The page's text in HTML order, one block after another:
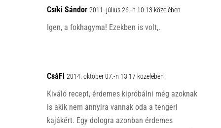
Csíki Sándor 2011. július 26.-n 10:13 közelében
Igen, a fokhagyma! Ezekben is volt,.
CsáFi 2014. október 07.-n 13:17 közelében
Kiváló recept, érdemes kipróbálni még azoknak
is akik nem annyira vannak oda a tengeri
kajákért. Egy dologra azonban érdemes